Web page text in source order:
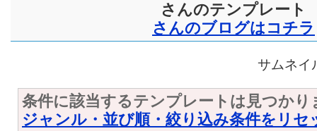
さんのテンプレート
さんのブログはコチラ
サムネイ
条件に該当するテンプレートは見つかり
ジャンル・並び順・絞り込み条件をリセ